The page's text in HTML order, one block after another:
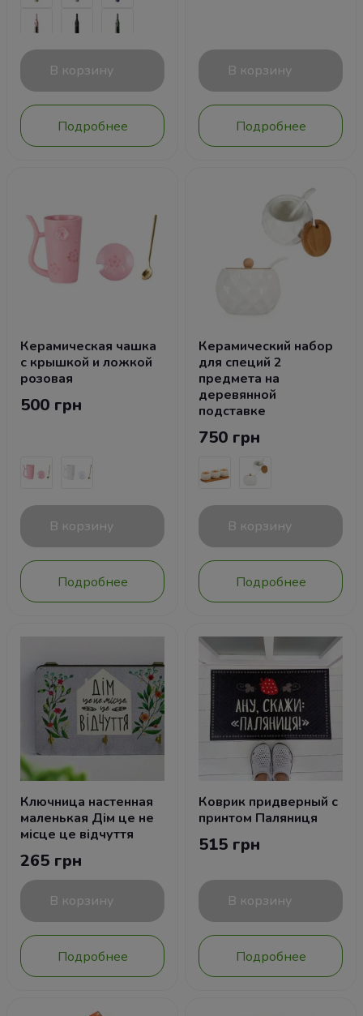
В корзину
Подробнее
В корзину
Подробнее
Керамическая чашка
с крышкой и ложкой
розовая
500 грн
В корзину
Подробнее
Керамический набор
для специй 2
предмета на
деревянной
подставке
750 грн
В корзину
Подробнее
Ключница настенная
маленькая Дім це не
місце це відчуття
265 грн
В корзину
Подробнее
Коврик придверный с
принтом Паляниця
515 грн
В корзину
Подробнее